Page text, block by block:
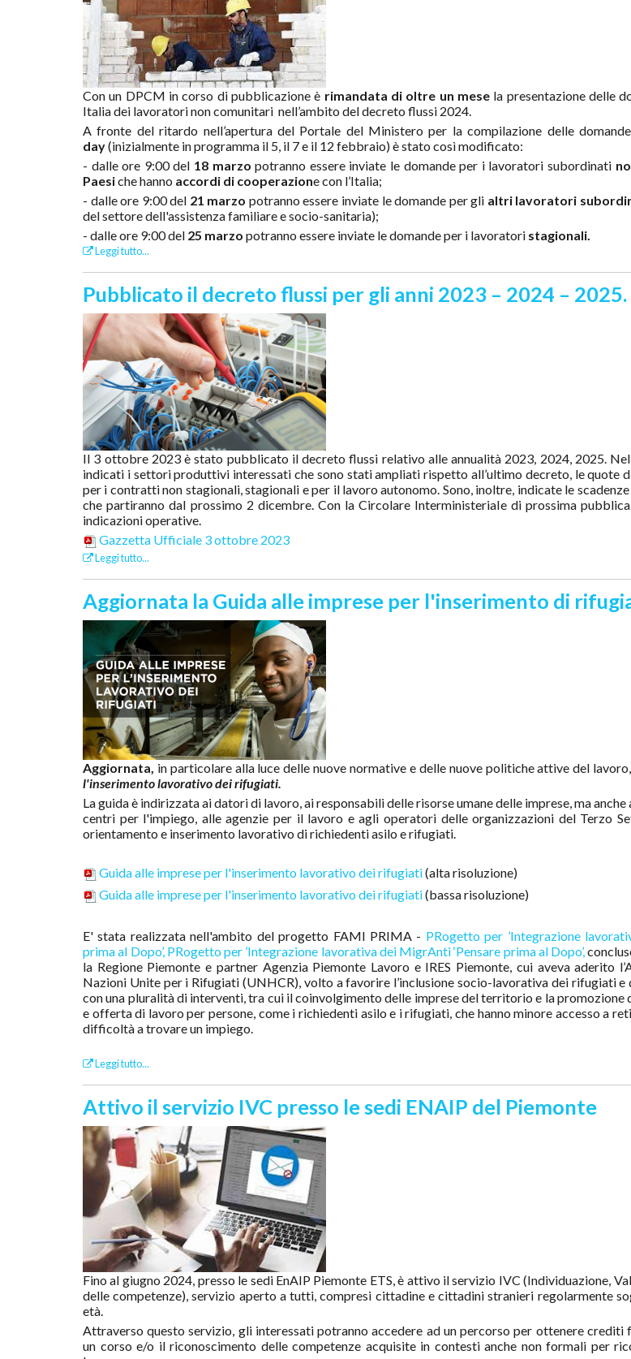
Con un DPCM in corso di pubblicazione è rimandata di oltre un mesela presentazione delle
Italia dei lavoratori non comunitari nell’ambito del decreto flussi 2024.
A fronte del ritardo nell’apertura del Portale del Ministero per la compilazione delle
day(inizialmente in programma il 5, il 7 e il 12 febbraio) è stato così modificato:
- dalle ore 9:00 del 18 marzo potranno essere inviate le domande per i lavoratori subordinati
Paesiche hanno accordi di cooperazione con l’Italia;
- dalle ore 9:00 del 21 marzo potranno essere inviate le domande per gli altri lavoratori
del settore dell'assistenza familiare e socio-sanitaria);
- dalle ore 9:00 del 25 marzo potranno essere inviate le domande per i lavoratori stagionali.
Leggi tutto...
Pubblicato il decreto flussi per gli anni 2023 – 2024 – 2025.
Il 3 ottobre 2023 è stato pubblicato il decreto flussi relativo alle annualità 2023, 2024, 2025.
indicati i settori produttivi interessati che sono stati ampliati rispetto all’ultimo decreto, le quote
per i contratti non stagionali, stagionali e per il lavoro autonomo. Sono, inoltre, indicate le
che partiranno dal prossimo 2 dicembre. Con la Circolare Interministeriale di prossima
indicazioni operative.
Gazzetta Ufficiale 3 ottobre 2023
Leggi tutto...
Aggiornata la Guida alle imprese per l'inserimento di
Aggiornata, in particolare alla luce delle nuove normative e delle nuove politiche attive del
l'inserimento lavorativo dei rifugiati.
La guida è indirizzata ai datori di lavoro, ai responsabili delle risorse umane delle imprese, ma
centri per l'impiego, alle agenzie per il lavoro e agli operatori delle organizzazioni del Terzo
orientamento e inserimento lavorativo di richiedenti asilo e rifugiati.
Guida alle imprese per l'inserimento lavorativo dei rifugiati(alta risoluzione)
Guida alle imprese per l'inserimento lavorativo dei rifugiati(bassa risoluzione)
E' stata realizzata nell'ambito del progetto FAMI PRIMA - PRogetto per ’Integrazione
prima al Dopo’, PRogetto per ’Integrazione lavorativa dei MigrAnti ‘Pensare prima al Dopo’,
la Regione Piemonte e partner Agenzia Piemonte Lavoro e IRES Piemonte, cui aveva aderito
Nazioni Unite per i Rifugiati (UNHCR), volto a favorire l’inclusione socio-lavorativa dei rifugiati
con una pluralità di interventi, tra cui il coinvolgimento delle imprese del territorio e la promozione
e offerta di lavoro per persone, come i richiedenti asilo e i rifugiati, che hanno minore accesso a
difficoltà a trovare un impiego.
Leggi tutto...
Attivo il servizio IVC presso le sedi ENAIP del Piemonte
Fino al giugno 2024, presso le sedi EnAIP Piemonte ETS, è attivo il servizio IVC (Individuazione,
delle competenze), servizio aperto a tutti, compresi cittadine e cittadini stranieri regolarmente
età.
Attraverso questo servizio, gli interessati potranno accedere ad un percorso per ottenere
un corso e/o il riconoscimento delle competenze acquisite in contesti anche non formali per